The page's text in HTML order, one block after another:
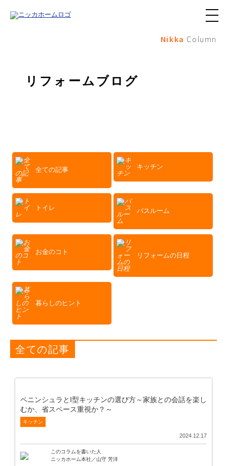
メ
ュ
Nikka Column
リフォームブログ
全ての記事 キッチン
トイレ バスルーム
お金のコト リフォームの日程
暮らしのヒント
全ての記事
ペニンシュラとI型キッチンの選び方～家族との会話を楽し
むか、省スペース重視か？～
キッチン
2024.12.17
このコラムを書いた人
ニッカホーム本社／山守 芳洋